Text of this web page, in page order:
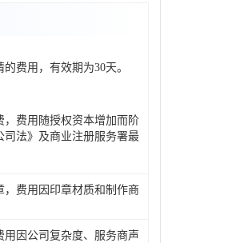
费用，有效期为30天。
，费用随授权资本增加而阶
司法》及商业注册服务署最
，费用因印章材质和制作商
用因公司复杂度、服务商声